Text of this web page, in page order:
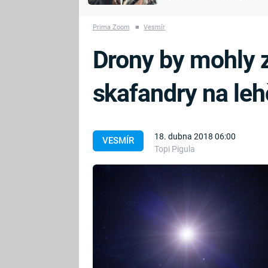
PRVNÍ SVĚTOVÁ
BRITSKÁ
RODINA
Prima Zoom ■ Vesmír
VESMÍR
18. dubna 2018 06:00
Topi Pigula
Drony by mohly
skafandry na